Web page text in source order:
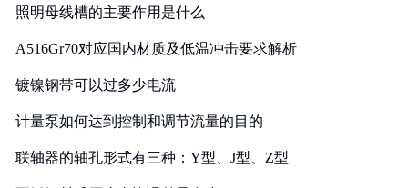
照明母线槽的主要作用是什么
A516Gr70对应国内材质及低温冲击要求解析
镀镍钢带可以过多少电流
计量泵如何达到控制和调节流量的目的
联轴器的轴孔形式有三种：Y型、J型、Z型